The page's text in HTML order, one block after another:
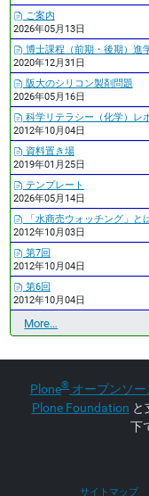
ご案内
2026年05月13日
博士課程（前期・後期）進
2020年12月31日
阪大のシリコン製剤問題
2026年05月16日
科学リテラシー（化学）レ
2012年10月04日
資料置き場
2019年01月25日
テンプレート
2026年05月14日
「水商売ウォッチング」と
2012年10月03日
第7回
2012年10月04日
第6回
2012年10月04日
最
近
新
More…
Plone® オープンソー
Plone Foundation と
下
サイトマップ